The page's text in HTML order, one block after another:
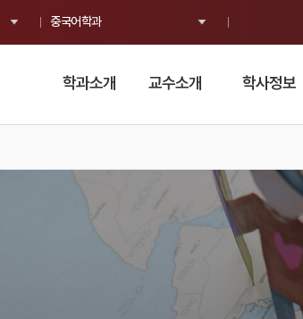
중국어학과
학과소개 교수소개 학사정보